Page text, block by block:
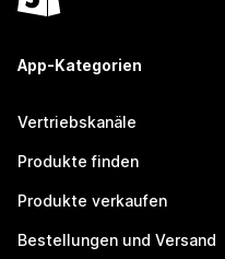
App-Kategorien
Vertriebskanäle
Produkte finden
Produkte verkaufen
Bestellungen und Versand